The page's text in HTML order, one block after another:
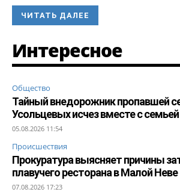
ЧИТАТЬ ДАЛЕЕ
Интересное
Общество
Тайный внедорожник пропавшей
Усольцевых исчез вместе с семьей
05.08.2026 11:54
Происшествия
Прокуратура выясняет причины
плавучего ресторана в Малой Неве
07.08.2026 17:23